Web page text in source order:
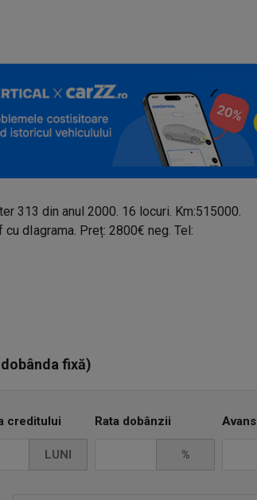
313 din anul 2000. 16 locuri. Km:515000.
dIagrama. Preț: 2800€ neg. Tel:
fixă)
creditului
LUNI
Rata dobânzii
%
Avans